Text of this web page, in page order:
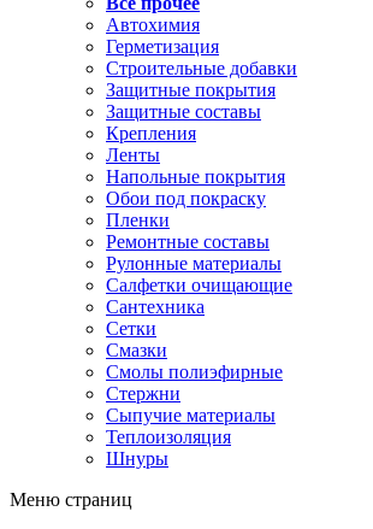
Автохимия
Герметизация
Строительные добавки
Защитные покрытия
Защитные составы
Крепления
Ленты
Напольные покрытия
Обои под покраску
Пленки
Ремонтные составы
Рулонные материалы
Салфетки очищающие
Сантехника
Сетки
Смазки
Смолы полиэфирные
Стержни
Сыпучие материалы
Теплоизоляция
Шнуры
Меню страниц